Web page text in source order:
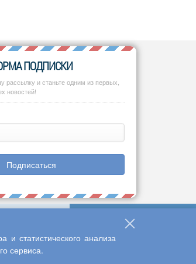
ПОДПИСКИ
рассылку и станьте одним из первых,
новостей!
Подписаться
статистического анализа
сервиса.